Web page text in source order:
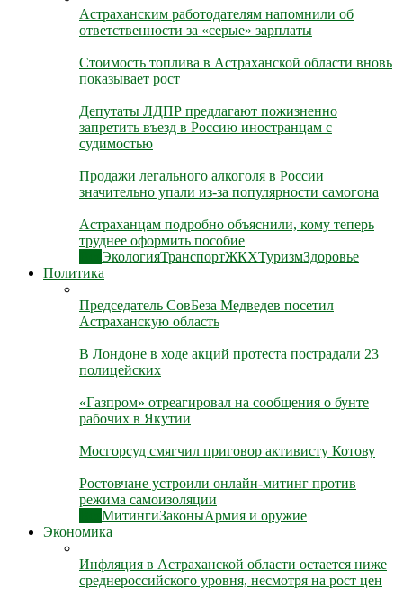
Астраханским работодателям напомнили об
ответственности за «серые» зарплаты
Стоимость топлива в Астраханской области вновь
показывает рост
Депутаты ЛДПР предлагают пожизненно
запретить въезд в Россию иностранцам с
судимостью
Продажи легального алкоголя в России
значительно упали из-за популярности самогона
Астраханцам подробно объяснили, кому теперь
труднее оформить пособие
ЭкологияТранспортЖКХТуризмЗдоровье
Политика
Председатель СовБеза Медведев посетил
Астраханскую область
В Лондоне в ходе акций протеста пострадали 23
полицейских
«Газпром» отреагировал на сообщения о бунте
рабочих в Якутии
Мосгорсуд смягчил приговор активисту Котову
Ростовчане устроили онлайн-митинг против
режима самоизоляции
МитингиЗаконыАрмия и оружие
Экономика
Инфляция в Астраханской области остается ниже
среднероссийского уровня, несмотря на рост цен